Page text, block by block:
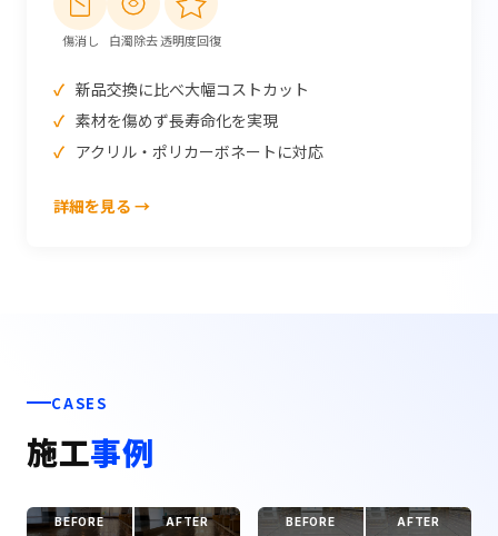
傷消し 白濁除去透明度回復
新品交換に比べ大幅コストカット
素材を傷めず長寿命化を実現
アクリル・ポリカーボネートに対応
詳細を見る →
CASES
施工事例
BEFORE AFTER BEFORE AFTER